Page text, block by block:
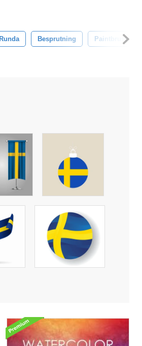
Runda Besprutning Paintbrush